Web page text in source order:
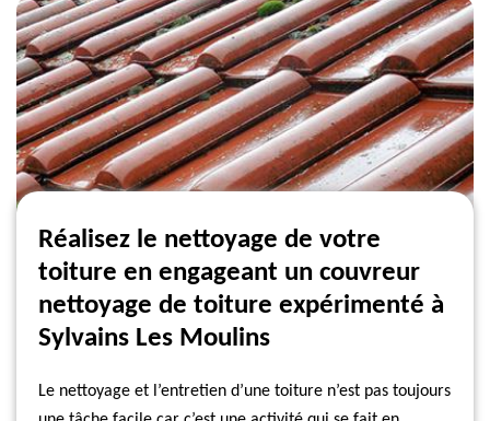
Réalisez le nettoyage de votre
toiture en engageant un couvreur
nettoyage de toiture expérimenté à
Sylvains Les Moulins
Le nettoyage et l’entretien d’une toiture n’est pas toujours